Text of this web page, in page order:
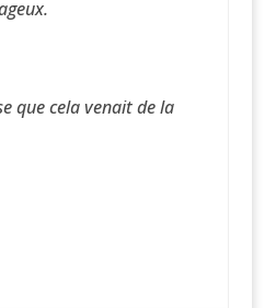
que cela venait de la